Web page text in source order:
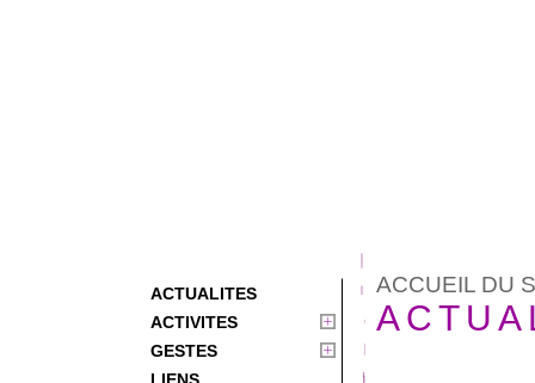
ACTUALITES
ACTIVITES
GESTES
ACCUEIL DU